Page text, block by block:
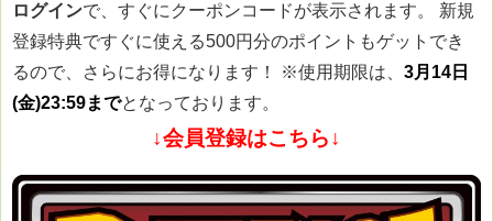
ログインで、すぐにクーポンコードが表示されます。 新規
登録特典ですぐに使える500円分のポイントもゲットでき
るので、さらにお得になります！
※使用期限は、 3月14日
(金)23:59までとなっております。
↓会員登録はこちら↓